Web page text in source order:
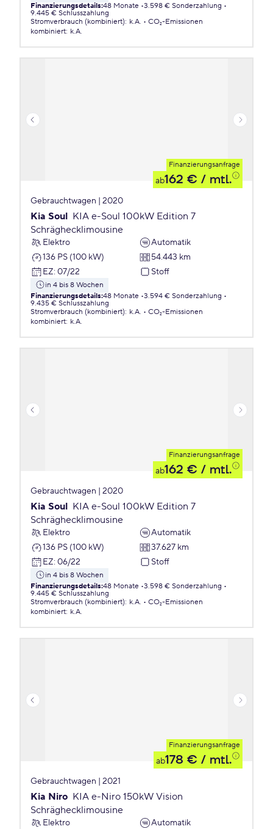
Finanzierungsdetails:48 Monate 3.598 € Sonderzahlung
9.445 € Schlusszahlung
Stromverbrauch (kombiniert): k.A.
CO₂-Emissionen
kombiniert: k.A.
Finanzierungsanfrage
ab162 € / mtl.
Gebrauchtwagen | 2020
Kia Soul KIA e-Soul 100kW Edition 7
Schräghecklimousine
Elektro
Automatik
136 PS (100 kW)
54.443 km
EZ: 07/22 Stoff
in 4 bis 8 Wochen
Finanzierungsdetails:48 Monate 3.594 € Sonderzahlung
9.435 € Schlusszahlung
Stromverbrauch (kombiniert): k.A.
CO₂-Emissionen
kombiniert: k.A.
Finanzierungsanfrage
ab162 € / mtl.
Gebrauchtwagen | 2020
Kia Soul KIA e-Soul 100kW Edition 7
Schräghecklimousine
Elektro
Automatik
136 PS (100 kW)
37.627 km
EZ: 06/22 Stoff
in 4 bis 8 Wochen
Finanzierungsdetails:48 Monate 3.598 € Sonderzahlung
9.445 € Schlusszahlung
Stromverbrauch (kombiniert): k.A.
CO₂-Emissionen
kombiniert: k.A.
Finanzierungsanfrage
ab178 € / mtl.
Gebrauchtwagen | 2021
Kia Niro KIA e-Niro 150kW Vision
Schräghecklimousine
Elektro
Automatik